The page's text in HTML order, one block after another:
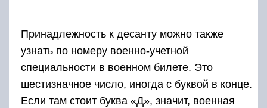
Принадлежность к десанту можно также
узнать по номеру военно-учетной
специальности в военном билете. Это
шестизначное число, иногда с буквой в конце.
Если там стоит буква «Д», значит, военная